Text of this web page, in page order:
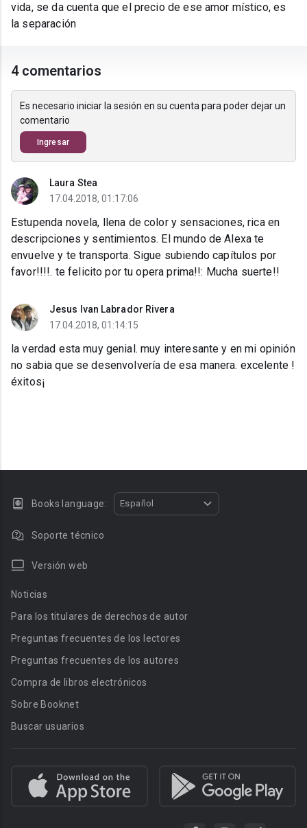
vida, se da cuenta que el precio de ese amor místico, es
la separación
4 comentarios
Es necesario iniciar la sesión en su cuenta para poder dejar un
comentario
Ingresar
Laura Stea
17.04.2018, 01:17:06
Estupenda novela, llena de color y sensaciones, rica en
descripciones y sentimientos. El mundo de Alexa te
envuelve y te transporta. Sigue subiendo capítulos por
favor!!!!. te felicito por tu opera prima!!: Mucha suerte!!
Jesus Ivan Labrador Rivera
17.04.2018, 01:14:15
la verdad esta muy genial. muy interesante y en mi opinión
no sabia que se desenvolvería de esa manera. excelente !
éxitos¡
Books language: Español
Soporte técnico
Versión web
Noticias
Para los titulares de derechos de autor
Preguntas frecuentes de los lectores
Preguntas frecuentes de los autores
Compra de libros electrónicos
Sobre Booknet
Buscar usuarios